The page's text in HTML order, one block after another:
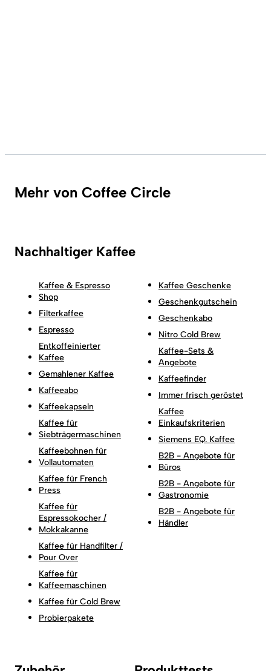
Mehr von Coffee Circle
Nachhaltiger Kaffee
Kaffee & Espresso
Shop
Filterkaffee
Espresso
Entkoffeinierter
Kaffee
Gemahlener Kaffee
Kaffeeabo
Kaffeekapseln
Kaffee für
Siebträgermaschinen
Kaffeebohnen für
Vollautomaten
Kaffee für French
Press
Kaffee für
Espressokocher /
Mokkakanne
Kaffee für Handfilter /
Pour Over
Kaffee für
Kaffeemaschinen
Kaffee für Cold Brew
Probierpakete
Kaffee Geschenke
Geschenkgutschein
Geschenkabo
Nitro Cold Brew
Kaffee-Sets &
Angebote
Kaffeefinder
Immer frisch geröstet
Kaffee
Einkaufskriterien
Siemens EQ. Kaffee
B2B - Angebote für
Büros
B2B - Angebote für
Gastronomie
B2B - Angebote für
Händler